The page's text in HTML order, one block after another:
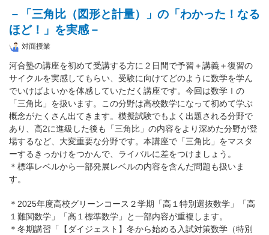
－「三角比（図形と計量）」の「わかった！なる
ほど！」を実感－
対面授業
河合塾の講座を初めて受講する方に２日間で予習＋講義＋復習の
サイクルを実感してもらい、受験に向けてどのように数学を学ん
でいけばよいかを体感していただく講座です。今回は数学Ⅰの
「三角比」を扱います。この分野は高校数学になって初めて学ぶ
概念がたくさん出てきます。模擬試験でもよく出題される分野で
あり、高2に進級した後も「三角比」の内容をより深めた分野が登
場するなど、大変重要な分野です。本講座で「三角比」をマスタ
ーするきっかけをつかんで、ライバルに差をつけましょう。
＊標準レベルから一部発展レベルの内容を含んだ問題も扱いま
す。
＊2025年度高校グリーンコース２学期「高１特別選抜数学」「高
１難関数学」「高１標準数学」と一部内容が重複します。
＊冬期講習「【ダイジェスト】冬から始める入試対策数学（特別